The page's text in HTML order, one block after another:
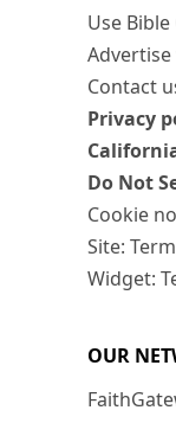
Use
Contact
Privacy
Do Not
Cookie
Site:
Widget:
OUR